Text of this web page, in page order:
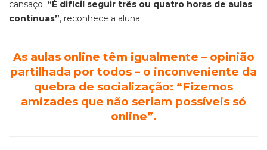
cansaço. “É difícil seguir três ou quatro horas de aulas
contínuas”, reconhece a aluna.
As aulas online têm igualmente – opinião
partilhada por todos – o inconveniente da
quebra de socialização: “Fizemos
amizades que não seriam possíveis só
online”.